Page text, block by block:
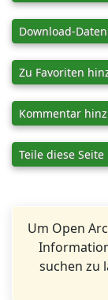
Download-Daten
Zu Favoriten
Kommentar
Teile diese Seite
Um Open
suchen zu